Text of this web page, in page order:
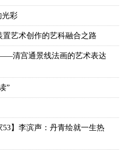
光彩
艺术创作的艺科融合之路
清宫通景线法画的艺术表达
”
53】李滨声：丹青绘就一生热